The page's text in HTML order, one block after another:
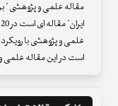
مقاله علمی و پژوهشی "
علمی و پژوهشی با
است در این مقاله